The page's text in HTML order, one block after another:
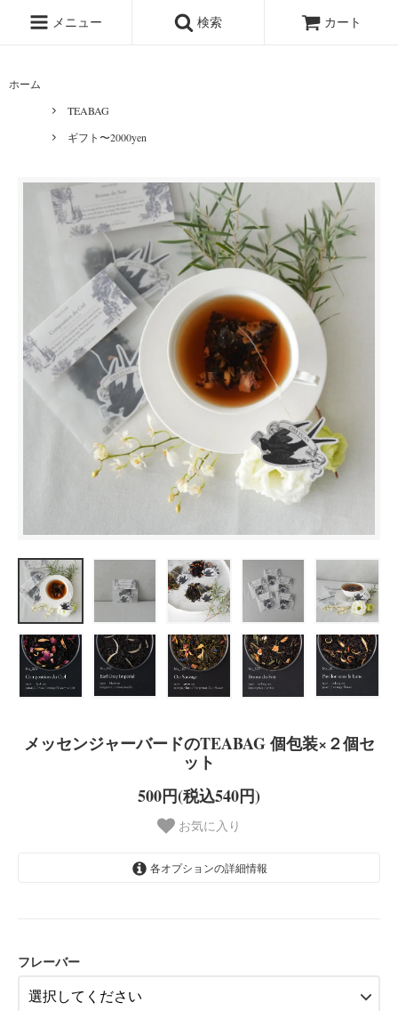
メニュー 検索 カート
ホーム
TEABAG
ギフト〜2000yen
メッセンジャーバードのTEABAG 個包装×２個セ
ット
500円(税込540円)
お気に入り
各オプションの詳細情報
フレーバー